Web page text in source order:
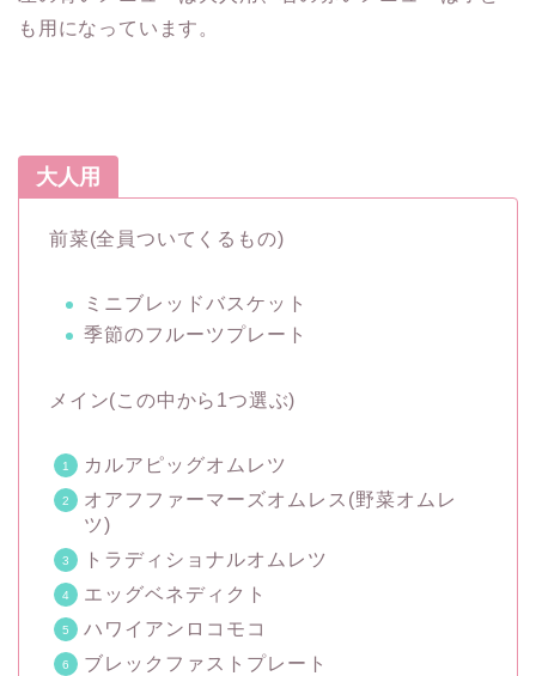
も用になっています。
大人用
前菜(全員ついてくるもの)
ミニブレッドバスケット
季節のフルーツプレート
メイン(この中から1つ選ぶ)
カルアピッグオムレツ
オアフファーマーズオムレス(野菜オムレ
ツ)
トラディショナルオムレツ
エッグベネディクト
ハワイアンロコモコ
ブレックファストプレート